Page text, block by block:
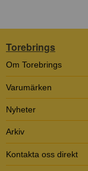
Torebrings
Om Torebrings
Varumärken
Nyheter
Arkiv
Kontakta oss direkt